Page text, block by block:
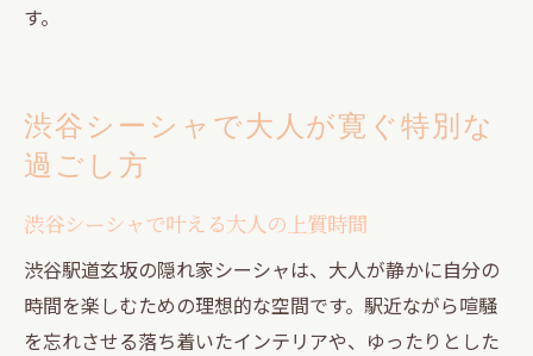
す。
渋谷シーシャで大人が寛ぐ特別な
過ごし方
渋谷シーシャで叶える大人の上質時間
渋谷駅道玄坂の隠れ家シーシャは、大人が静かに自分の
時間を楽しむための理想的な空間です。駅近ながら喧騒
を忘れさせる落ち着いたインテリアや、ゆったりとした